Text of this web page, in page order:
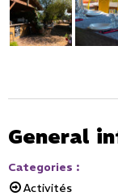
General
Categories :
Activités